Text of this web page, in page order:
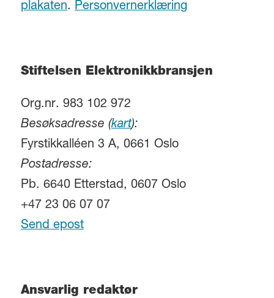
plakaten. Personvernerklæring
Stiftelsen Elektronikkbransjen
Org.nr. 983 102 972
Besøksadresse (kart):
Fyrstikkalléen 3 A, 0661 Oslo
Postadresse:
Pb. 6640 Etterstad, 0607 Oslo
+47 23 06 07 07
Send epost
Ansvarlig redaktør